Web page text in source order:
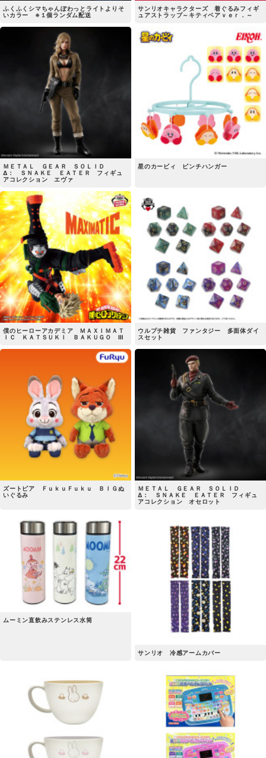
ふくふくシマちゃんぽわっとライトよりそ
いカラー ※１個ランダム配送
サンリオキャラクターズ 着ぐるみフィギ
ュアストラップ～キティベアｖｅｒ．～
ＭＥＴＡＬ ＧＥＡＲ ＳＯＬＩＤ
Δ： ＳＮＡＫＥ ＥＡＴＥＲ フィギュ
アコレクション エヴァ
星のカービィ ピンチハンガー
僕のヒーローアカデミア ＭＡＸＩＭＡＴ
ＩＣ ＫＡＴＳＵＫＩ ＢＡＫＵＧＯ Ⅲ
ウルプチ雑貨 ファンタジー 多面体ダイ
スセット
ズートピア ＦｕｋｕＦｕｋｕ ＢＩＧぬ
いぐるみ
ＭＥＴＡＬ ＧＥＡＲ ＳＯＬＩＤ
Δ： ＳＮＡＫＥ ＥＡＴＥＲ フィギュ
アコレクション オセロット
ムーミン直飲みステンレス水筒
サンリオ 冷感アームカバー